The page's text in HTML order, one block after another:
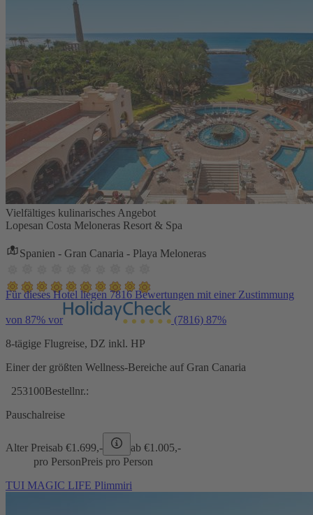
Vielfältiges kulinarisches Angebot
Lopesan Costa Meloneras Resort & Spa
Spanien - Gran Canaria - Playa Meloneras
Für dieses Hotel liegen 7816 Bewertungen mit einer Zustimmung
von 87% vor (7816) 87%
8-tägige Flugreise, DZ inkl. HP
Einer der größten Wellness-Bereiche auf Gran Canaria
253100Bestellnr.:
Pauschalreise
Alter Preisab €1.699,- ab €1.005,-
pro PersonPreis pro Person
TUI MAGIC LIFE Plimmiri